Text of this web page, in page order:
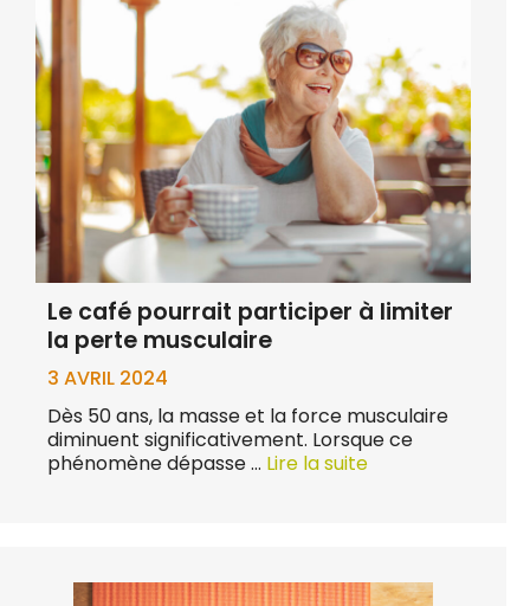
Le café pourrait participer à limiter
la perte musculaire
3 AVRIL 2024
Dès 50 ans, la masse et la force musculaire
diminuent significativement. Lorsque ce
phénomène dépasse … Lire la suite